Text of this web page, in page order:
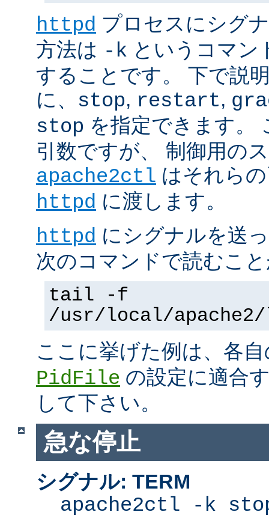
httpd プロセスにシグ
方法は -k というコマン
することです。 下で説
に、 stop, restart,
stop を指定できます。
引数ですが、 制御用の
apache2ctl はそれら
httpd に渡します。
httpd にシグナルを送
次のコマンドで読むこ
tail -f
/usr/local/
ここに挙げた例は、各
PidFile の設定に適合
して下さい。
急な停止
シグナル: TERM
apache2ctl -k